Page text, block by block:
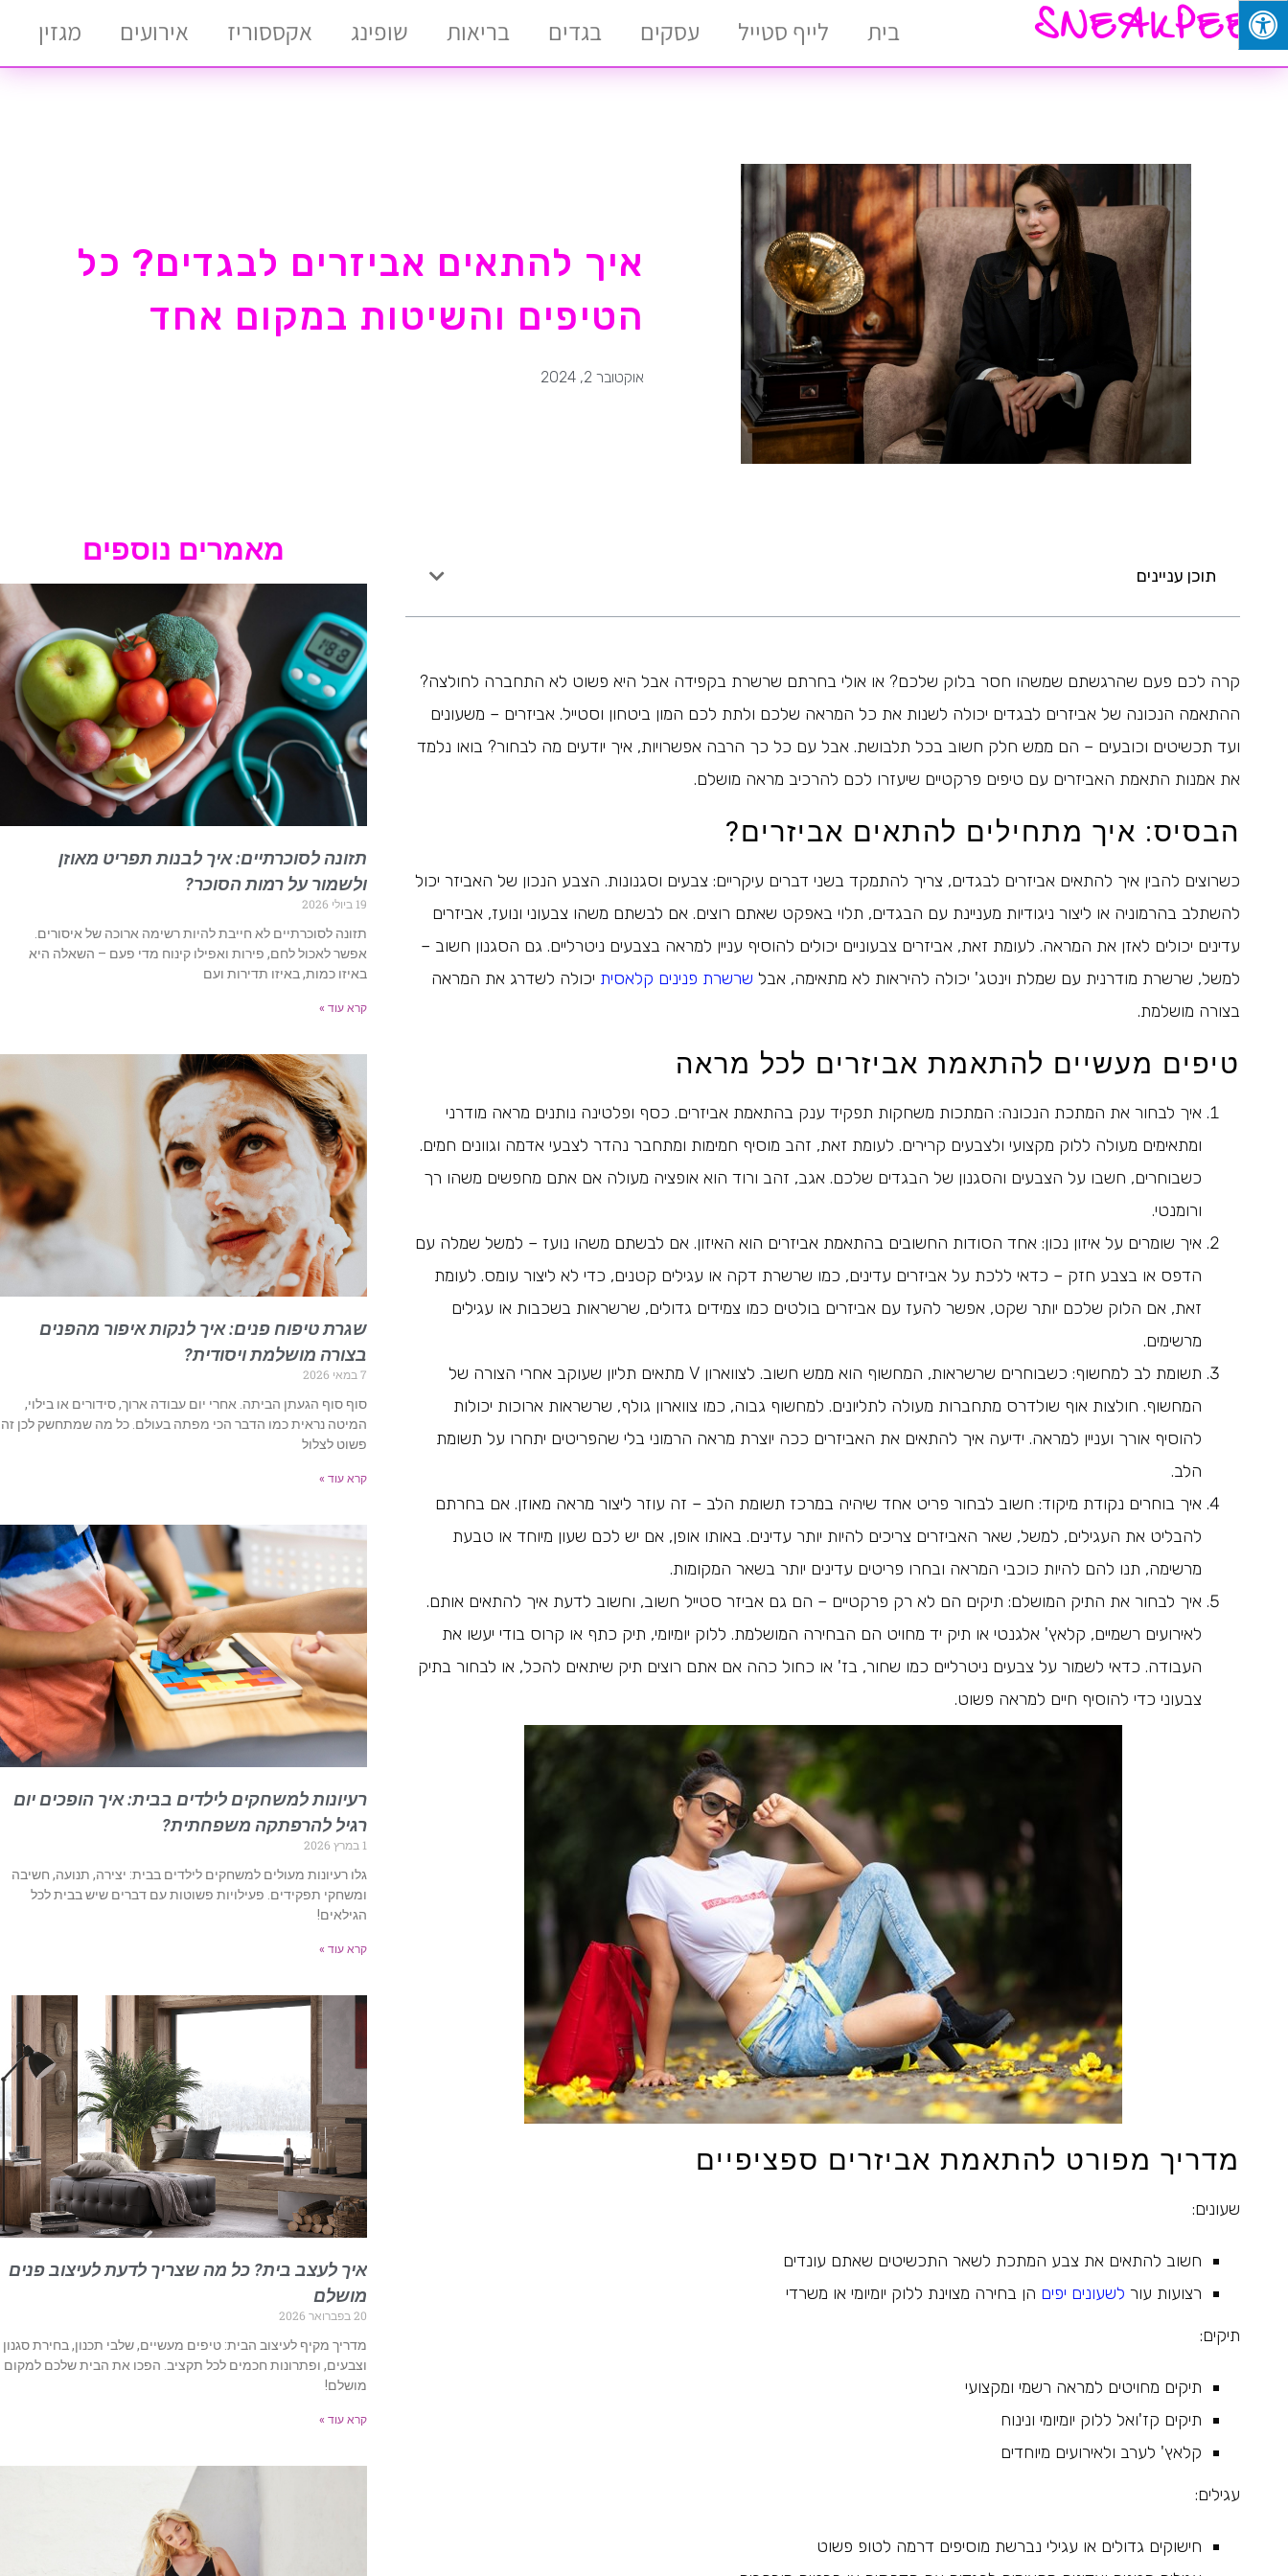
SNEAKPEEK בית לייף סטייל עסקים בגדים בריאות שופינג אקססוריז אירועים מגזין
איך להתאים אביזרים לבגדים? כל
הטיפים והשיטות במקום אחד
אוקטובר 2, 2024
תוכן עניינים
קרה לכם פעם שהרגשתם שמשהו חסר בלוק שלכם? או אולי בחרתם שרשרת בקפידה אבל היא פשוט לא התחברה לחולצה?
ההתאמה הנכונה של אביזרים לבגדים יכולה לשנות את כל המראה שלכם ולתת לכם המון ביטחון וסטייל. אביזרים – משעונים
ועד תכשיטים וכובעים – הם ממש חלק חשוב בכל תלבושת. אבל עם כל כך הרבה אפשרויות, איך יודעים מה לבחור? בואו נלמד
את אמנות התאמת האביזרים עם טיפים פרקטיים שיעזרו לכם להרכיב מראה מושלם.
הבסיס: איך מתחילים להתאים אביזרים?
כשרוצים להבין איך להתאים אביזרים לבגדים, צריך להתמקד בשני דברים עיקריים: צבעים וסגנונות. הצבע הנכון של האביזר יכול
להשתלב בהרמוניה או ליצור ניגודיות מעניינת עם הבגדים, תלוי באפקט שאתם רוצים. אם לבשתם משהו צבעוני ונועז, אביזרים
עדינים יכולים לאזן את המראה. לעומת זאת, אביזרים צבעוניים יכולים להוסיף עניין למראה בצבעים ניטרליים. גם הסגנון חשוב –
למשל, שרשרת מודרנית עם שמלת וינטג' יכולה להיראות לא מתאימה, אבל שרשרת פנינים קלאסית יכולה לשדרג את המראה
בצורה מושלמת.
טיפים מעשיים להתאמת אביזרים לכל מראה
איך לבחור את המתכת הנכונה: המתכות משחקות תפקיד ענק בהתאמת אביזרים. כסף ופלטינה נותנים מראה מודרני
ומתאימים מעולה ללוק מקצועי ולצבעים קרירים. לעומת זאת, זהב מוסיף חמימות ומתחבר נהדר לצבעי אדמה וגוונים חמים.
כשבוחרים, חשבו על הצבעים והסגנון של הבגדים שלכם. אגב, זהב ורוד הוא אופציה מעולה אם אתם מחפשים משהו רך
ורומנטי.
איך שומרים על איזון נכון: אחד הסודות החשובים בהתאמת אביזרים הוא האיזון. אם לבשתם משהו נועז – למשל שמלה עם
הדפס או בצבע חזק – כדאי ללכת על אביזרים עדינים, כמו שרשרת דקה או עגילים קטנים, כדי לא ליצור עומס. לעומת
זאת, אם הלוק שלכם יותר שקט, אפשר להעז עם אביזרים בולטים כמו צמידים גדולים, שרשראות בשכבות או עגילים
מרשימים.
תשומת לב למחשוף: כשבוחרים שרשראות, המחשוף הוא ממש חשוב. לצווארון V מתאים תליון שעוקב אחרי הצורה של
המחשוף. חולצות אוף שולדרס מתחברות מעולה לתליונים. למחשוף גבוה, כמו צווארון גולף, שרשראות ארוכות יכולות
להוסיף אורך ועניין למראה. ידיעה איך להתאים את האביזרים ככה יוצרת מראה הרמוני בלי שהפריטים יתחרו על תשומת
הלב.
איך בוחרים נקודת מיקוד: חשוב לבחור פריט אחד שיהיה במרכז תשומת הלב – זה עוזר ליצור מראה מאוזן. אם בחרתם
להבליט את העגילים, למשל, שאר האביזרים צריכים להיות יותר עדינים. באותו אופן, אם יש לכם שעון מיוחד או טבעת
מרשימה, תנו להם להיות כוכבי המראה ובחרו פריטים עדינים יותר בשאר המקומות.
איך לבחור את התיק המושלם: תיקים הם לא רק פרקטיים – הם גם אביזר סטייל חשוב, וחשוב לדעת איך להתאים אותם.
לאירועים רשמיים, קלאץ' אלגנטי או תיק יד מחויט הם הבחירה המושלמת. ללוק יומיומי, תיק כתף או קרוס בודי יעשו את
העבודה. כדאי לשמור על צבעים ניטרליים כמו שחור, בז' או כחול כהה אם אתם רוצים תיק שיתאים להכל, או לבחור בתיק
צבעוני כדי להוסיף חיים למראה פשוט.
מדריך מפורט להתאמת אביזרים ספציפיים
שעונים:
חשוב להתאים את צבע המתכת לשאר התכשיטים שאתם עונדים
רצועות עור לשעונים יפים הן בחירה מצוינת ללוק יומיומי או משרדי
תיקים:
תיקים מחויטים למראה רשמי ומקצועי
תיקים קז'ואל ללוק יומיומי ונינוח
קלאץ' לערב ולאירועים מיוחדים
עגילים:
חישוקים גדולים או עגילי נברשת מוסיפים דרמה לטופ פשוט
מאמרים נוספים
תזונה לסוכרתיים: איך לבנות תפריט מאוזן
ולשמור על רמות הסוכר?
19 ביולי 2026
תזונה לסוכרתיים לא חייבת להיות רשימה ארוכה של איסורים.
אפשר לאכול לחם, פירות ואפילו קינוח מדי פעם – השאלה היא
באיזו כמות, באיזו תדירות ועם
קרא עוד »
שגרת טיפוח פנים: איך לנקות איפור מהפנים
בצורה מושלמת ויסודית?
7 במאי 2026
סוף סוף הגעתן הביתה. אחרי יום עבודה ארוך, סידורים או בילוי,
המיטה נראית כמו הדבר הכי מפתה בעולם. כל מה שמתחשק לכן זה
פשוט לצלול
קרא עוד »
רעיונות למשחקים לילדים בבית: איך הופכים יום
רגיל להרפתקה משפחתית?
1 במרץ 2026
גלו רעיונות מעולים למשחקים לילדים בבית: יצירה, תנועה, חשיבה
ומשחקי תפקידים. פעילויות פשוטות עם דברים שיש בבית לכל
הגילאים!
קרא עוד »
איך לעצב בית? כל מה שצריך לדעת לעיצוב פנים
מושלם
20 בפברואר 2026
מדריך מקיף לעיצוב הבית: טיפים מעשיים, שלבי תכנון, בחירת סגנון
וצבעים, ופתרונות חכמים לכל תקציב. הפכו את הבית שלכם למקום
מושלם!
קרא עוד »